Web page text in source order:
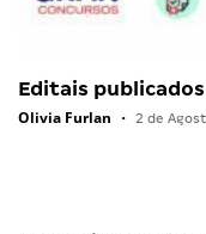
Editais
Olivia Furlan • 2 de